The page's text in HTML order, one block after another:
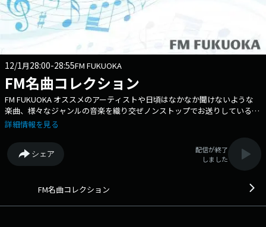
12/1月28:00-28:55FM FUKUOKA
FM名曲コレクション
FM FUKUOKA オススメのアーティストや日頃はなかなか聞けないような
楽曲、様々なジャンルの音楽を織り交ぜノンストップでお送りしている音
楽番組です。 番組Webサイト：
https://fmfukuoka.co.jp/message/?program_id=30
詳細情報を見る
シェア
配信が終了
しました
FM名曲コレクション